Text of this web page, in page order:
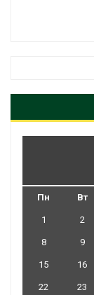
Пн Вт
1 2
8 9
15 16
22 23